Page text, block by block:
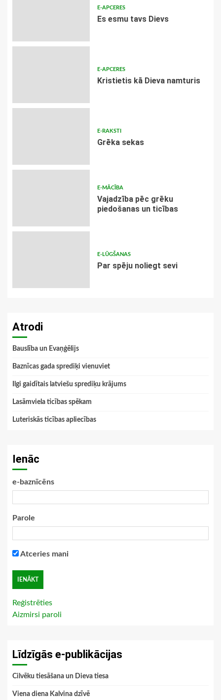
E-APCERES
Es esmu tavs Dievs
E-APCERES
Kristietis kā Dieva namturis
E-RAKSTI
Grēka sekas
E-MĀCĪBA
Vajadzība pēc grēku
piedošanas un ticības
E-LŪGŠANAS
Par spēju noliegt sevi
Atrodi
Bauslība un Evaņģēlijs
Baznīcas gada sprediķi vienuviet
Ilgi gaidītais latviešu sprediķu krājums
Lasāmviela ticības spēkam
Luteriskās ticības apliecības
Ienāc
e-baznīcēns
Parole
Atceries mani
Reģistrēties
Aizmirsi paroli
Līdzīgās e-publikācijas
Cilvēku tiesāšana un Dieva tiesa
Viena diena Kalvina dzīvē